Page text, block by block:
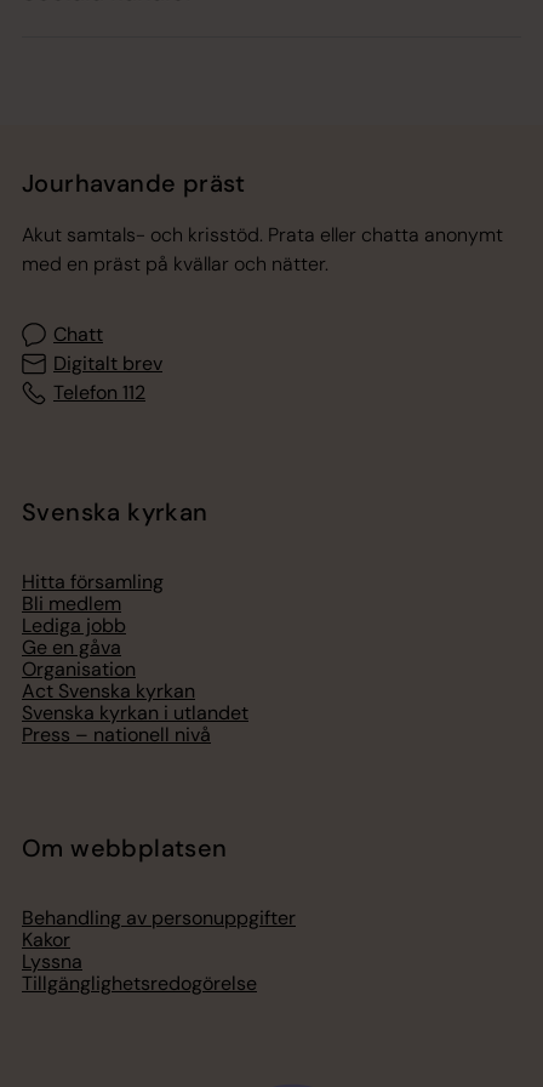
Jourhavande präst
Akut samtals- och krisstöd. Prata eller chatta anonymt
med en präst på kvällar och nätter.
Chatt
Digitalt brev
Telefon 112
Svenska kyrkan
Hitta församling
Bli medlem
Lediga jobb
Ge en gåva
Organisation
Act Svenska kyrkan
Svenska kyrkan i utlandet
Press – nationell nivå
Om webbplatsen
Behandling av personuppgifter
Kakor
Lyssna
Tillgänglighetsredogörelse